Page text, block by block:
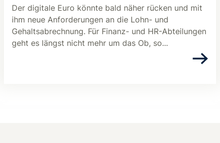
Der digitale Euro könnte bald näher rücken und mit
ihm neue Anforderungen an die Lohn- und
Gehaltsabrechnung. Für Finanz- und HR-Abteilungen
geht es längst nicht mehr um das Ob, so...